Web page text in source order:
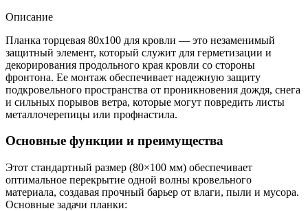
темно-
(2м)
Описание
Планка торцевая 80х100 для кровли — это незаменимый
защитный элемент, который служит для герметизации и
декорирования продольного края кровли со стороны
фронтона. Ее монтаж обеспечивает надежную защиту
подкровельного пространства от проникновения дождя, снега
и сильных порывов ветра, которые могут повредить листы
металлочерепицы или профнастила.
Основные функции и преимущества
Этот стандартный размер (80×100 мм) обеспечивает
оптимальное перекрытие одной волны кровельного
материала, создавая прочный барьер от влаги, пыли и мусора.
Основные задачи планки: